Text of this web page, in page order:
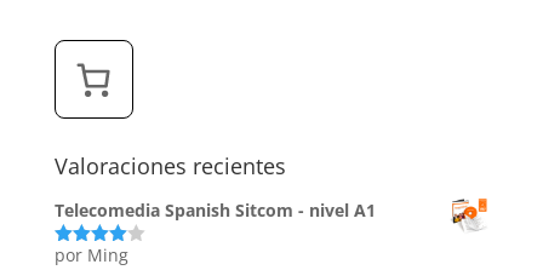
Valoraciones recientes
Telecomedia Spanish Sitcom - nivel A1
Valorado
por Ming